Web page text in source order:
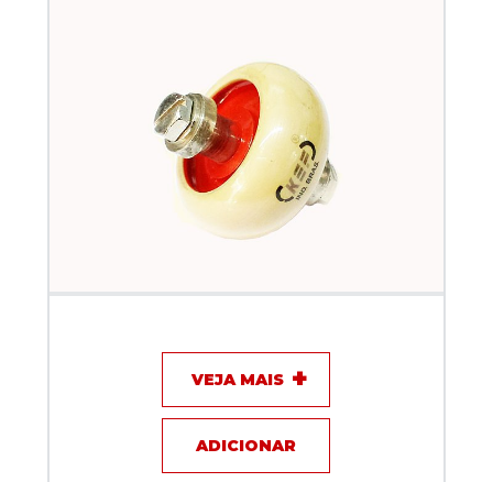
VEJA MAIS
ADICIONAR